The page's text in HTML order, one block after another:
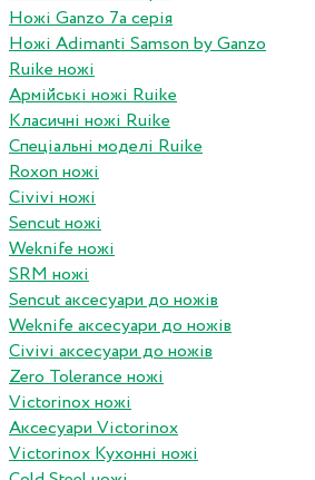
Ножі Ganzo 7а серія
Ножі Adimanti Samson by Ganzo
Ruike ножі
Армійські ножі Ruike
Класичні ножі Ruike
Спеціальні моделі Ruike
Roxon ножi
Civivi ножі
Sencut ножі
Weknife ножі
SRM ножі
Sencut аксесуари до ножів
Weknife аксесуари до ножів
Civivi аксесуари до ножів
Zero Tolerance ножі
Victorinox ножі
Аксесуари Victorinox
Victorinox Кухонні ножі